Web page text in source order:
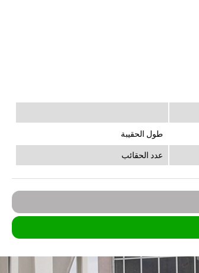
طول الحقيبة
عدد الحقائب